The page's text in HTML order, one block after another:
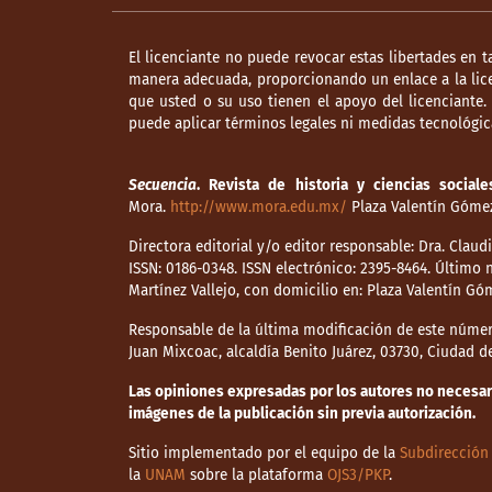
El licenciante no puede revocar estas libertades
manera adecuada, proporcionando un enlace a la
que usted o su uso tienen el apoyo del licenciante.
puede aplicar términos legales ni medidas
Secuencia. Revista de historia y ciencias
Mora. http://www.mora.edu.mx/ Plaza Valentín
Directora editorial y/o editor responsable: Dra.
ISSN: 0186-0348. ISSN electrónico: 2395-8464.
Martínez Vallejo, con domicilio en: Plaza Valentín
Responsable de la última modificación de este
Juan Mixcoac, alcaldía Benito Juárez, 03730, Ciudad
Las opiniones expresadas por los autores no
imágenes de la publicación sin previa autorización.
Sitio implementado por el equipo de la Subdirección
la UNAM sobre la plataforma OJS3/PKP.